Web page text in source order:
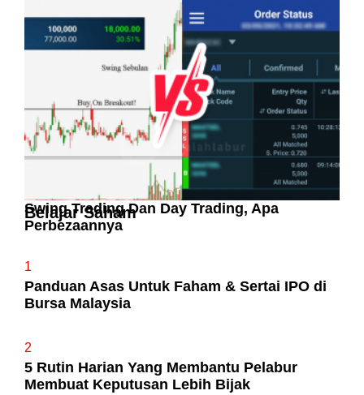
Pelaburan Saham Bukan Untuk Mereka Yang
Suka ‘Stress’
Swing Trading Dan Day Trading, Apa
Perbezaannya
Belajar Saham
1
Panduan Asas Untuk Faham & Sertai IPO di
Bursa Malaysia
2
5 Rutin Harian Yang Membantu Pelabur
Membuat Keputusan Lebih Bijak